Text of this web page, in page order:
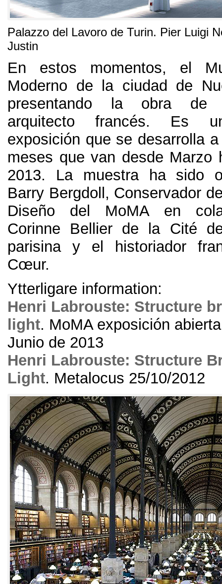
Palazzo del Lavoro de Turin. Pier Luigi
Justin
En estos momentos, el
Moderno de la ciudad de
presentando la obra de
arquitecto francés. Es
exposición que se desarrolla
meses que van desde Marzo
2013. La muestra ha sido
Barry Bergdoll , Conservador
Diseño del MoMA en
Corinne Bellier de la Cité de
parisina y el historiador
Cœur.
Ytterligare information:
Henri Labrouste: Structure
light. MoMA exposición
Junio de 2013
Henri Labrouste: Structure
Light. Metalocus 25/10/2012